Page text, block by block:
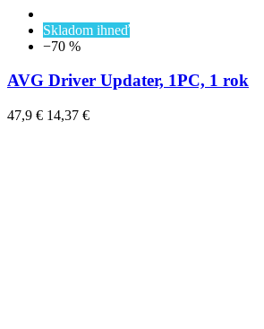
Skladom ihneď
−70 %
AVG Driver Updater, 1PC, 1 rok
47,9 € 14,37 €